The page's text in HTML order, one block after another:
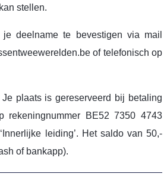
stellen.
deelname te bevestigen via mail
of telefonisch op
plaats is gereserveerd bij betaling
rekeningnummer BE52 7350 4743
leiding’. Het saldo van 50,-
of bankapp).